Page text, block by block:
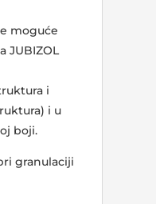
moguće
JUBIZOL
i
i u
boji.
granulaciji